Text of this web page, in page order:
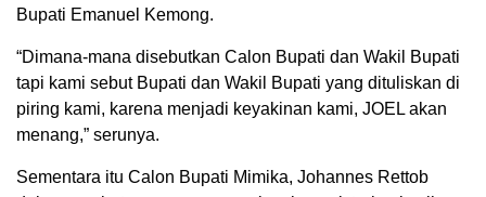
Bupati Emanuel Kemong.
“Dimana-mana disebutkan Calon Bupati dan Wakil Bupati
tapi kami sebut Bupati dan Wakil Bupati yang dituliskan di
piring kami, karena menjadi keyakinan kami, JOEL akan
menang,” serunya.
Sementara itu Calon Bupati Mimika, Johannes Rettob